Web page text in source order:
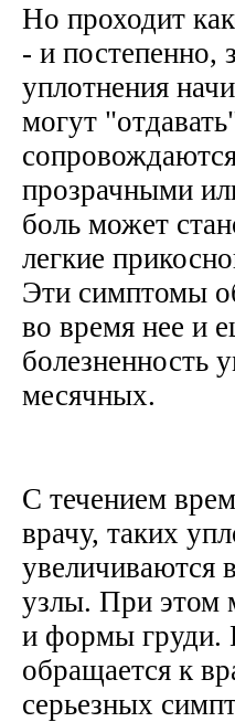
Но проходит
- и постепенно,
уплотнения
могут
прозрачными
боль может
легкие
Эти симптомы
во время нее и
болезненность
месячных.
С течением
врачу, таких
увеличиваются
узлы. При этом
и формы груди.
обращается к
серьезных